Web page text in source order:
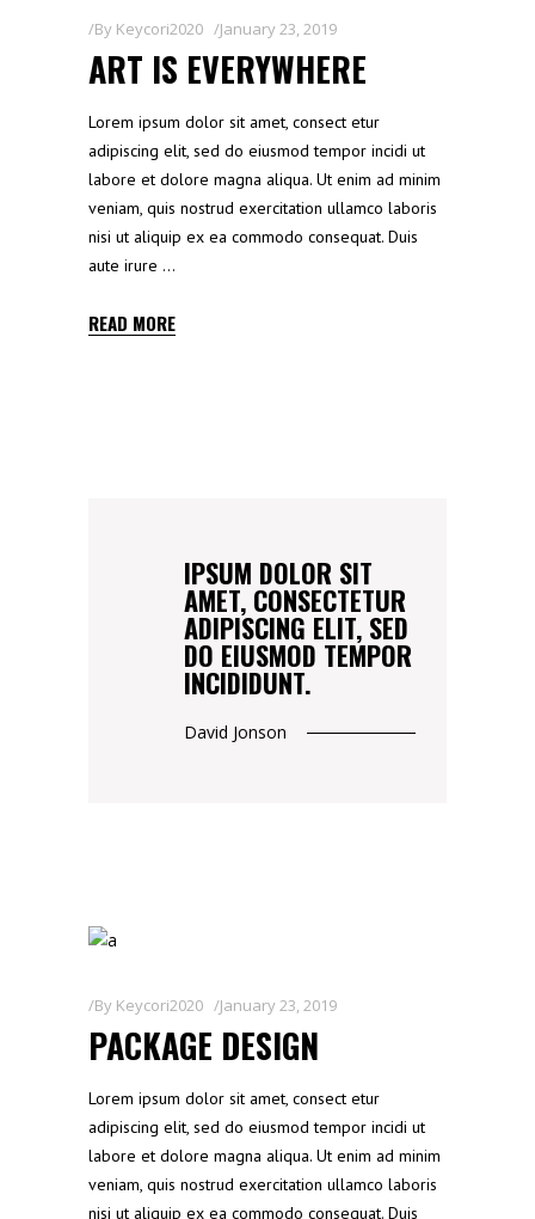
By Keycori2020 January 23, 2019
ART IS EVERYWHERE
Lorem ipsum dolor sit amet, consect etur
adipiscing elit, sed do eiusmod tempor incidi ut
labore et dolore magna aliqua. Ut enim ad minim
veniam, quis nostrud exercitation ullamco laboris
nisi ut aliquip ex ea commodo consequat. Duis
aute irure
READ MORE
IPSUM DOLOR SIT
AMET, CONSECTETUR
ADIPISCING ELIT, SED
DO EIUSMOD TEMPOR
INCIDIDUNT.
David Jonson
By Keycori2020 January 23, 2019
PACKAGE DESIGN
Lorem ipsum dolor sit amet, consect etur
adipiscing elit, sed do eiusmod tempor incidi ut
labore et dolore magna aliqua. Ut enim ad minim
veniam, quis nostrud exercitation ullamco laboris
nisi ut aliquip ex ea commodo consequat. Duis